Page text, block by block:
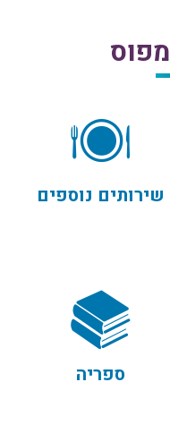
שירותים נוספים
ספריה